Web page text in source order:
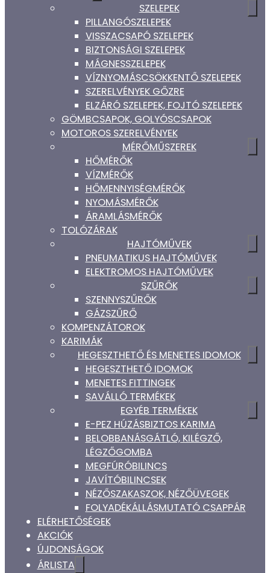
SZELEPEK
PILLANGÓSZELEPEK
VISSZACSAPÓ SZELEPEK
BIZTONSÁGI SZELEPEK
MÁGNESSZELEPEK
VÍZNYOMÁSCSÖKKENTŐ SZELEPEK
SZERELVÉNYEK GŐZRE
ELZÁRÓ SZELEPEK, FOJTÓ SZELEPEK
GÖMBCSAPOK, GOLYÓSCSAPOK
MOTOROS SZERELVÉNYEK
MÉRŐMŰSZEREK
HŐMÉRŐK
VÍZMÉRŐK
HŐMENNYISÉGMÉRŐK
NYOMÁSMÉRŐK
ÁRAMLÁSMÉRŐK
TOLÓZÁRAK
HAJTÓMŰVEK
PNEUMATIKUS HAJTÓMŰVEK
ELEKTROMOS HAJTÓMŰVEK
SZŰRŐK
SZENNYSZŰRŐK
GÁZSZŰRŐ
KOMPENZÁTOROK
KARIMÁK
HEGESZTHETŐ ÉS MENETES IDOMOK
HEGESZTHETŐ IDOMOK
MENETES FITTINGEK
SAVÁLLÓ TERMÉKEK
EGYÉB TERMÉKEK
E-PEZ HÚZÁSBIZTOS KARIMA
BELOBBANÁSGÁTLÓ, KILÉGZŐ,
LÉGZŐGOMBA
MEGFÚRÓBILINCS
JAVÍTÓBILINCSEK
NÉZŐSZAKASZOK, NÉZŐÜVEGEK
FOLYADÉKÁLLÁSMUTATÓ CSAPPÁR
ELÉRHETŐSÉGEK
AKCIÓK
ÚJDONSÁGOK
ÁRLISTA